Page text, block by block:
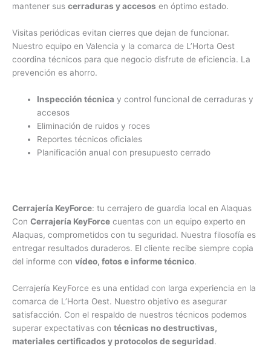
mantener sus cerraduras y accesos en óptimo estado.
Visitas periódicas evitan cierres que dejan de funcionar.
Nuestro equipo en Valencia y la comarca de L’Horta Oest
coordina técnicos para que negocio disfrute de eficiencia. La
prevención es ahorro.
Inspección técnica y control funcional de cerraduras y
accesos
Eliminación de ruidos y roces
Reportes técnicos oficiales
Planificación anual con presupuesto cerrado
Cerrajería KeyForce: tu cerrajero de guardia local en Alaquas
Con Cerrajería KeyForce cuentas con un equipo experto en
Alaquas, comprometidos con tu seguridad. Nuestra filosofía es
entregar resultados duraderos. El cliente recibe siempre copia
del informe con vídeo, fotos e informe técnico.
Cerrajería KeyForce es una entidad con larga experiencia en la
comarca de L’Horta Oest. Nuestro objetivo es asegurar
satisfacción. Con el respaldo de nuestros técnicos podemos
superar expectativas con técnicas no destructivas,
materiales certificados y protocolos de seguridad.